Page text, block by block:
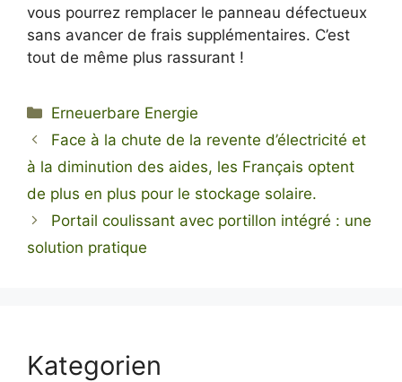
vous pourrez remplacer le panneau défectueux
sans avancer de frais supplémentaires. C’est
tout de même plus rassurant !
Kategorien
Erneuerbare Energie
Face à la chute de la revente d’électricité et
à la diminution des aides, les Français optent
de plus en plus pour le stockage solaire.
Portail coulissant avec portillon intégré : une
solution pratique
Kategorien